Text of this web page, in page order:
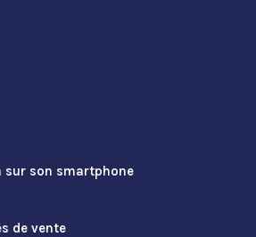
sur son smartphone
de vente